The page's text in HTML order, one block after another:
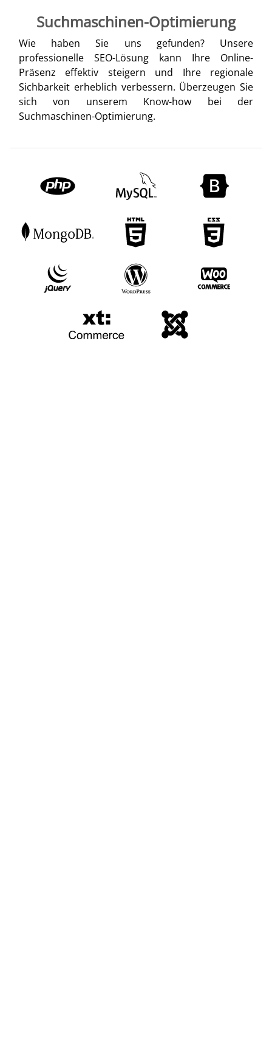
Suchmaschinen-Optimierung
Wie haben Sie uns gefunden? Unsere
professionelle SEO-Lösung kann Ihre Online-
Präsenz effektiv steigern und Ihre regionale
Sichbarkeit erheblich verbessern. Überzeugen Sie
sich von unserem Know-how bei der
Suchmaschinen-Optimierung.